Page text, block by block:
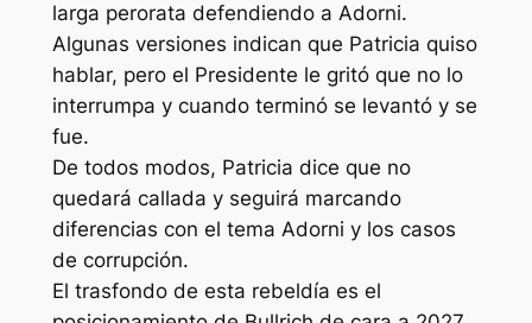
larga perorata defendiendo a Adorni.
Algunas versiones indican que Patricia quiso
hablar, pero el Presidente le gritó que no lo
interrumpa y cuando terminó se levantó y se
fue.
De todos modos, Patricia dice que no
quedará callada y seguirá marcando
diferencias con el tema Adorni y los casos
de corrupción.
El trasfondo de esta rebeldía es el